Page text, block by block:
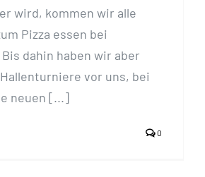
wird, kommen wir alle
Pizza essen bei
dahin haben wir aber
vor uns, bei
neuen [...]
0